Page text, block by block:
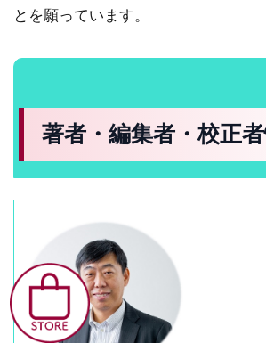
とを願っています。
著者・編集者・校正